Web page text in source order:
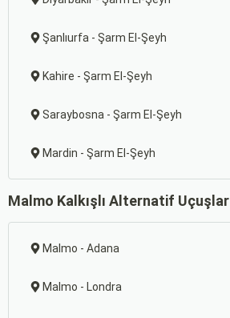
Şanlıurfa - Şarm El-Şeyh
Kahire - Şarm El-Şeyh
Saraybosna - Şarm El-Şeyh
Mardin - Şarm El-Şeyh
Malmo Kalkışlı Alternatif Uçuşlar
Malmo - Adana
Malmo - Londra